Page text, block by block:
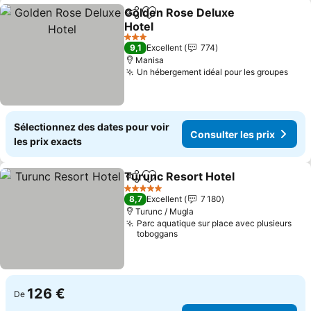
PartagerAjouter à mes favoris
Golden Rose Deluxe
Hotel
3 Étoiles
9,1 Excellent
774
Manisa
Un hébergement idéal pour les groupes
Sélectionnez des dates pour voir
les prix exacts
Consulter les prix
PartagerAjouter à mes favoris
Turunc Resort Hotel
5 Étoiles
8,7 Excellent
7 180
Turunc / Mugla
Parc aquatique sur place avec plusieurs
toboggans
De 126 €